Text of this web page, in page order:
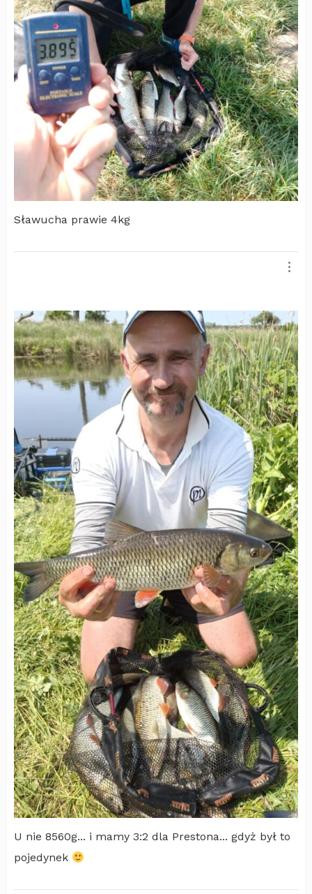
Sławucha prawie 4kg
U nie 8560g... i mamy 3:2 dla Prestona... gdyż był to
pojedynek